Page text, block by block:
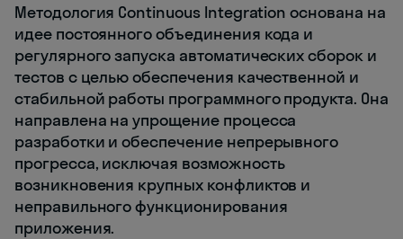
Методология Continuous Integration основана на
идее постоянного объединения кода и
регулярного запуска автоматических сборок и
тестов с целью обеспечения качественной и
стабильной работы программного продукта. Она
направлена на упрощение процесса
разработки и обеспечение непрерывного
прогресса, исключая возможность
возникновения крупных конфликтов и
неправильного функционирования
приложения.